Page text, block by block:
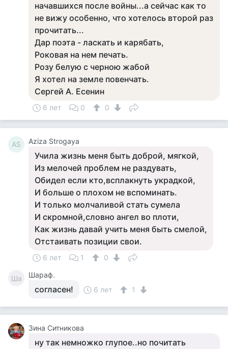
начавшихся после войны...а сейчас как то
не вижу особенно, что хотелось второй раз
прочитать...
Дар поэта - ласкать и карябать,
Роковая на нем печать.
Розу белую с черною жабой
Я хотел на земле повенчать.
Сергей А. Есенин
6 лет 0 0
AS Aziza Strogaya
Учила жизнь меня быть доброй, мягкой,
Из мелочей проблем не раздувать,
Обидел если кто,всплакнуть украдкой,
И больше о плохом не вспоминать.
И только молчаливой стать сумела
И скромной,словно ангел во плоти,
Как жизнь давай учить меня быть смелой,
Отстаивать позиции свои.
6 лет 1 0
Ша Шараф.
согласен! 6 лет 1
Зина Ситникова
ну так немножко глупое..но почитать